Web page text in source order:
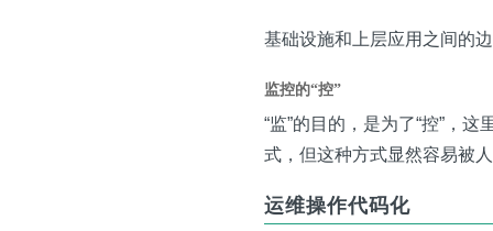
基础设施和上层应用之间的
监控的“控”
“监”的目的，是为了“控”，
式，但这种方式显然容易被
运维操作代码化